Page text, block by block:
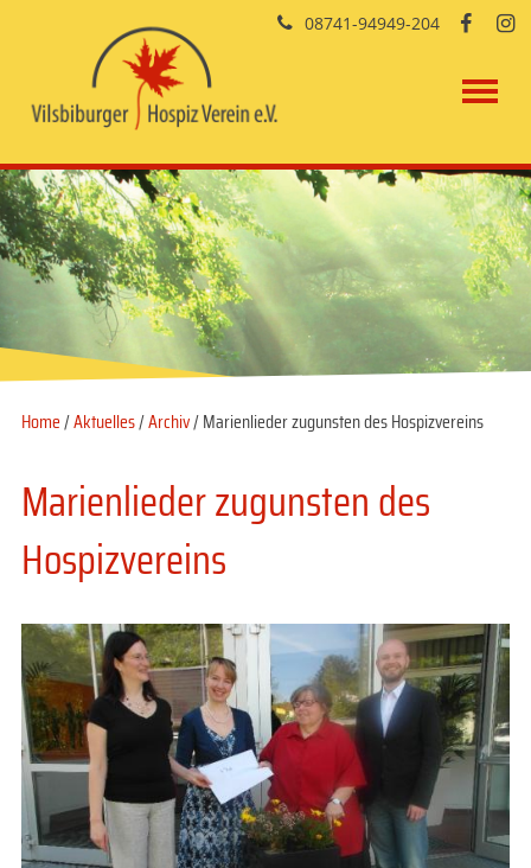
Home/Aktuelles/Archiv/ Marienlieder zugunsten des Hospizvereins
Marienlieder zugunsten des
Hospizvereins
08741-94949-204  